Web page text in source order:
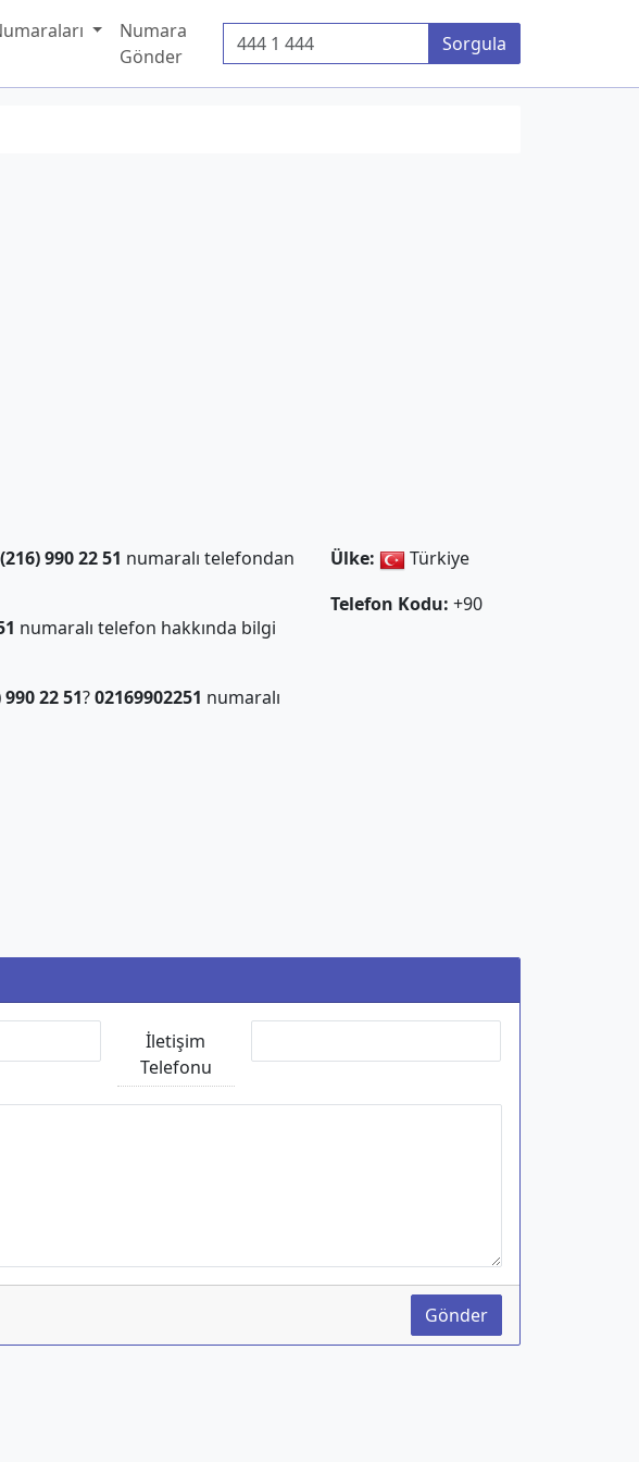
Numara
Gönder
Telefon Numarası Sorgula
990 22 51 numaralı telefondan
numaralı telefon hakkında bilgi
22 51?02169902251 numaralı
Ülke:
Türkiye
Telefon Kodu: +90
İletişim
Telefonu
Gönder